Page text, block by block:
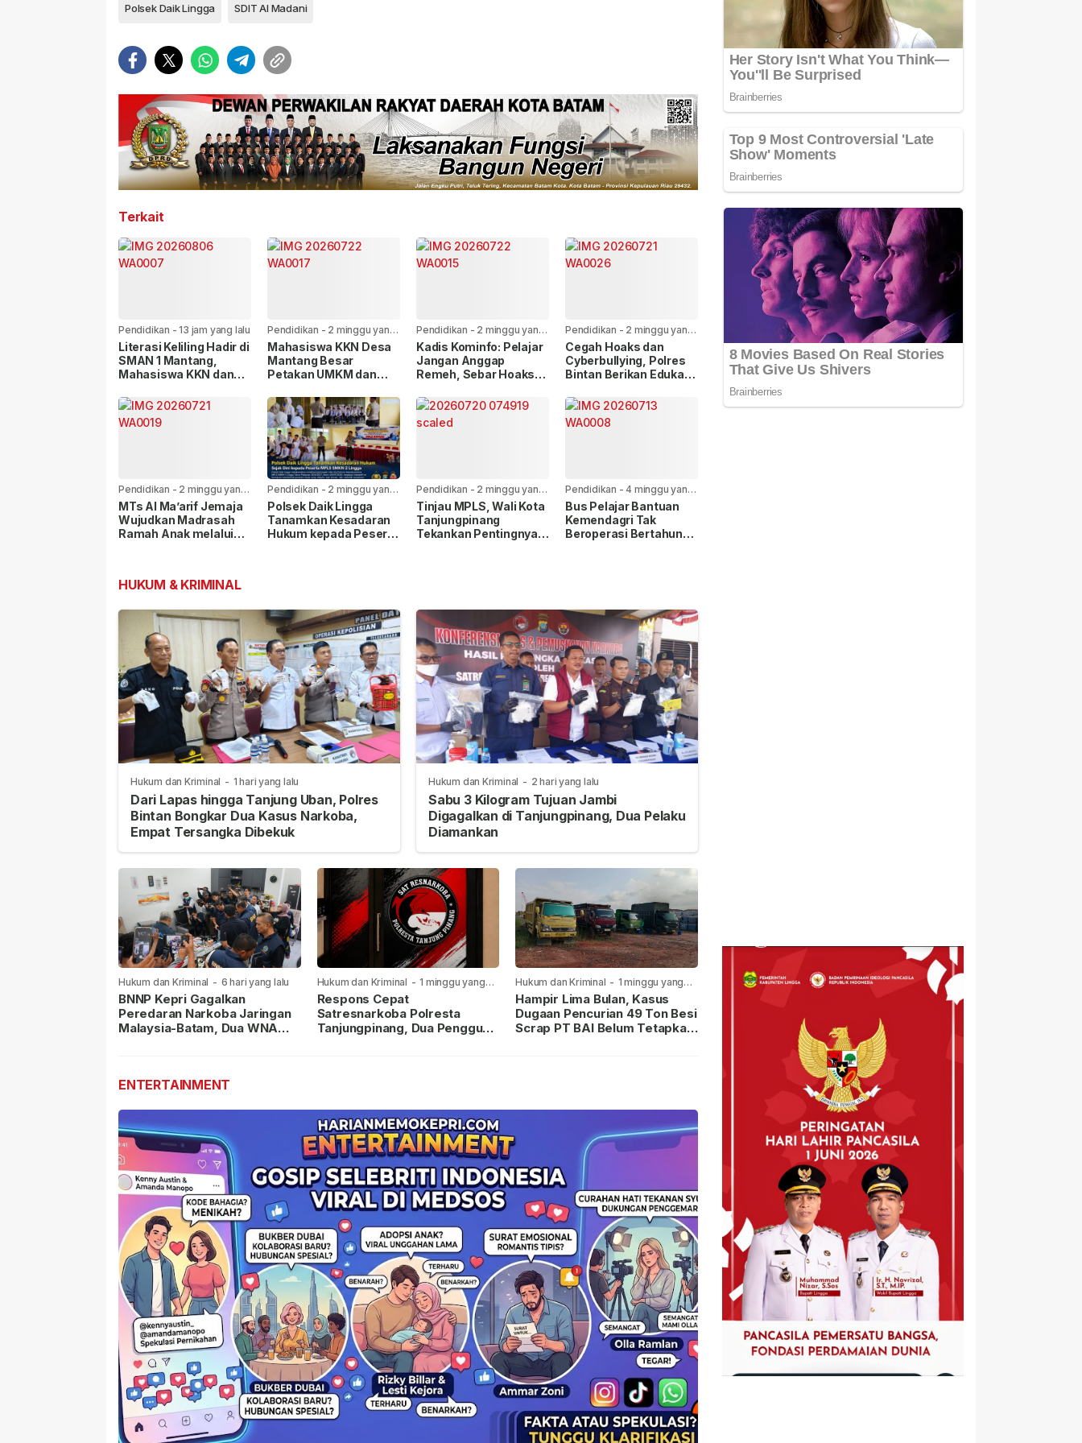
Polsek Daik Lingga SDIT Al Madani
Terkait
Pendidikan -13 jam yang lalu
Literasi Keliling Hadir di
SMAN 1 Mantang,
Mahasiswa KKN dan
Siswa Gemar
Membaca
Pendidikan - 2 minggu yang
lalu
Mahasiswa KKN Desa
Mantang Besar
Petakan UMKM dan
Warga
Pendidikan - 2 minggu yang
lalu
Kadis Kominfo: Pelajar
Jangan Anggap
Remeh, Sebar Hoaks
Pendidikan - 2 minggu yang
lalu
Cegah Hoaks dan
Cyberbullying, Polres
Bintan Berikan Edukasi
Gunung Kijang
Pendidikan - 2 minggu yang
lalu
MTs Al Ma’arif Jemaja
Wujudkan Madrasah
Ramah Anak melalui
Pendidikan - 2 minggu yang
lalu
Polsek Daik Lingga
Tanamkan Kesadaran
Hukum kepada Peserta
Pendidikan - 2 minggu yang
lalu
Tinjau MPLS, Wali Kota
Tanjungpinang
Tekankan Pentingnya
Pendidikan -4 minggu yang
lalu
Bus Pelajar Bantuan
Kemendagri Tak
Beroperasi Bertahun-
HUKUM & KRIMINAL
Hukum dan Kriminal - 1 hari yang lalu
Dari Lapas hingga Tanjung Uban, Polres
Bintan Bongkar Dua Kasus Narkoba,
Empat Tersangka Dibekuk
Hukum dan Kriminal - 2 hari yang lalu
Sabu 3 Kilogram Tujuan Jambi
Digagalkan di Tanjungpinang, Dua Pelaku
Diamankan
Hukum dan Kriminal - 6 hari yang lalu
BNNP Kepri Gagalkan
Peredaran Narkoba Jaringan
Malaysia-Batam, Dua WNA
Hukum dan Kriminal - 1 minggu yang
lalu
Respons Cepat
Satresnarkoba Polresta
Tanjungpinang, Dua Pengguna
Hukum dan Kriminal - 1 minggu yang
lalu
Hampir Lima Bulan, Kasus
Dugaan Pencurian 49 Ton Besi
Scrap PT BAI Belum Tetapkan
ENTERTAINMENT